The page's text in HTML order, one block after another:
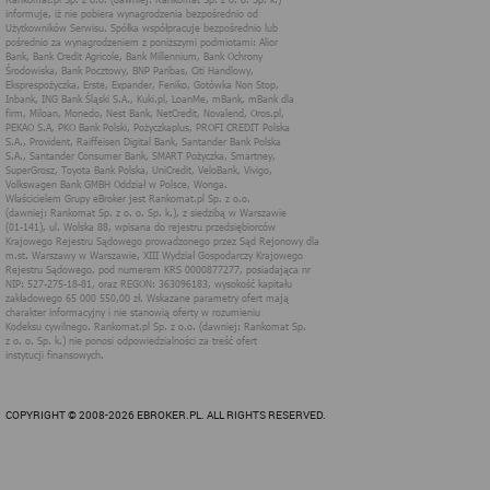
COPYRIGHT © 2008-2026 EBROKER.PL. ALL RIGHTS RESERVED.
użytkownika. Zasady świadczenia usług w serwisie określa
regulamin serwisu.
Więcej informacji na temat stosowania technologii cookies w
serwisie dostępne jest w Polityce Cookies.
Polityka Cookies serwisów
internetowych spółki Rankomat.pl Sp. z
o.o. (dawniej: Rankomat Sp. z o. o. Sp.
k.)
Rankomat.pl Sp. z o.o. (dawniej: Rankomat Sp. z o. o. Sp. k.), z
siedzibą w Warszawie (01-141), ul. Wolska 88, wpisana do rejestru
przedsiębiorców Krajowego Rejestru Sądowego prowadzonego
przez Sąd Rejonowy dla m.st. Warszawy w Warszawie, XIII
Wydział Gospodarczy Krajowego Rejestru Sądowego, pod
numerem KRS 0000877277, posiadająca nr NIP: 527-275-18-81,
oraz REGON: 363096183, zwana dalej "Rankomat" wykorzystuje
na swoich stronach internetowych technologię "cookies".
Zasady wykorzystania informacji dostarczonych przez
Każdy użytkownik serwisów Rankomat proszony jest o